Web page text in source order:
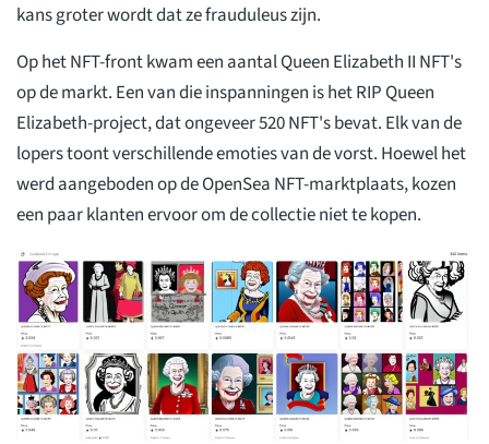
kans groter wordt dat ze frauduleus zijn.
Op het NFT-front kwam een aantal Queen Elizabeth II NFT's
op de markt. Een van die inspanningen is het RIP Queen
Elizabeth-project, dat ongeveer 520 NFT's bevat. Elk van de
lopers toont verschillende emoties van de vorst. Hoewel het
werd aangeboden op de OpenSea NFT-marktplaats, kozen
een paar klanten ervoor om de collectie niet te kopen.